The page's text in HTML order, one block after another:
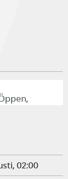
02:00